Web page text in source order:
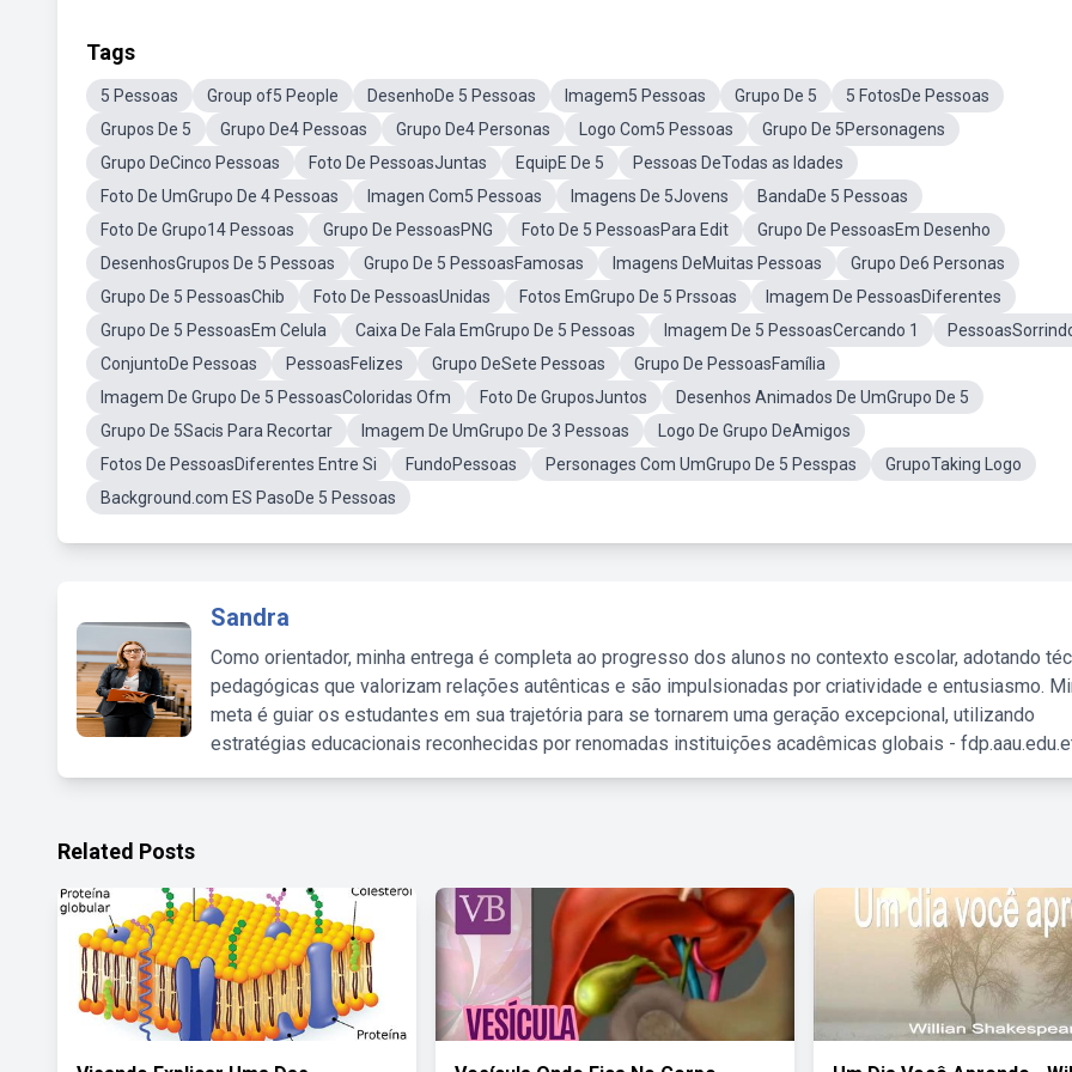
Tags
5 Pessoas Group of5 People DesenhoDe 5 Pessoas Imagem5 Pessoas Grupo De 5
5 FotosDe Pessoas
Grupos De 5
Grupo De4 Pessoas Grupo De4 Personas Logo Com5 Pessoas
Grupo De 5Personagens
Grupo DeCinco Pessoas
Foto De PessoasJuntas EquipE De 5
Pessoas DeTodas as Idades
Foto De UmGrupo De 4 Pessoas
Imagen Com5 Pessoas Imagens De 5Jovens
BandaDe 5 Pessoas
Foto De Grupo14 Pessoas
Grupo De PessoasPNG Foto De 5 PessoasPara Edit
Grupo De PessoasEm Desenho
DesenhosGrupos De 5 Pessoas
Grupo De 5 PessoasFamosas Imagens DeMuitas Pessoas
Grupo De6 Personas
Grupo De 5 PessoasChib
Foto De PessoasUnidas Fotos EmGrupo De 5 Prssoas
Imagem De PessoasDiferentes
Grupo De 5 PessoasEm Celula
Caixa De Fala EmGrupo De 5 Pessoas Imagem De 5 PessoasCercando 1
ConjuntoDe Pessoas
PessoasFelizes Grupo DeSete Pessoas
Grupo De PessoasFamília
Imagem De Grupo De 5 PessoasColoridas Ofm
Foto De GruposJuntos
Desenhos Animados De UmGrupo De 5
Grupo De 5Sacis Para Recortar
Imagem De UmGrupo De 3 Pessoas
Logo De Grupo DeAmigos
Fotos De PessoasDiferentes Entre Si
FundoPessoas Personages Com UmGrupo De 5 Pesspas
GrupoTaking Logo
Background.com ES PasoDe 5 Pessoas
Sandra
Como orientador, minha entrega é completa ao progresso dos alunos no contexto escolar, adotando
pedagógicas que valorizam relações autênticas e são impulsionadas por criatividade e entusiasmo.
meta é guiar os estudantes em sua trajetória para se tornarem uma geração excepcional, utilizando
estratégias educacionais reconhecidas por renomadas instituições acadêmicas globais -
Related Posts